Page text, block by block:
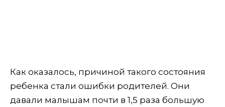
Как оказалось, причиной такого состояния
ребенка стали ошибки родителей. Они
давали малышам почти в 1,5 раза большую